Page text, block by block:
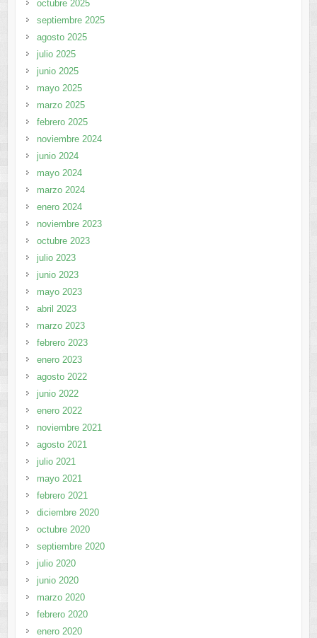
octubre 2025
septiembre 2025
agosto 2025
julio 2025
junio 2025
mayo 2025
marzo 2025
febrero 2025
noviembre 2024
junio 2024
mayo 2024
marzo 2024
enero 2024
noviembre 2023
octubre 2023
julio 2023
junio 2023
mayo 2023
abril 2023
marzo 2023
febrero 2023
enero 2023
agosto 2022
junio 2022
enero 2022
noviembre 2021
agosto 2021
julio 2021
mayo 2021
febrero 2021
diciembre 2020
octubre 2020
septiembre 2020
julio 2020
junio 2020
marzo 2020
febrero 2020
enero 2020